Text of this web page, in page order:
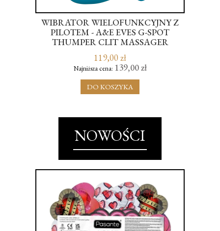
WIBRATOR WIELOFUNKCYJNY Z
PILOTEM - A&E EVES G-SPOT
THUMPER CLIT MASSAGER
119,00 zł
Najniższa cena: 139,00 zł
DO KOSZYKA
NOWOŚCI